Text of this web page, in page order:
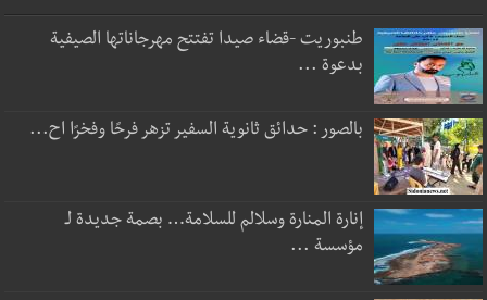
طنبوريت -قضاء صيدا تفتتح مهرجاناتها الصيفية
بدعوة ...
بالصور : حدائق ثانوية السفير تزهر فرحًا وفخرًا اح...
إنارة المنارة وسلالم للسلامة… بصمة جديدة لـ
مؤسسة ...